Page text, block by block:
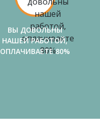
ВЫ ДОВОЛЬНЫ
НАШЕЙ РАБОТОЙ,
ОПЛАЧИВАЕТЕ 80%